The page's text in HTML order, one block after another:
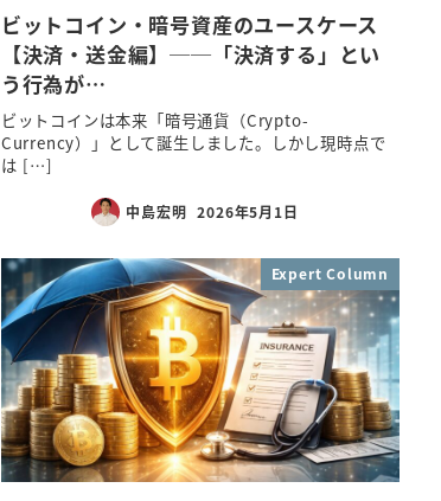
ビットコイン・暗号資産のユースケース
【決済・送金編】──「決済する」とい
う行為が…
ビットコインは本来「暗号通貨（Crypto-
Currency）」として誕生しました。しかし現時点で
は […]
中島宏明 2026年5月1日
Expert Column